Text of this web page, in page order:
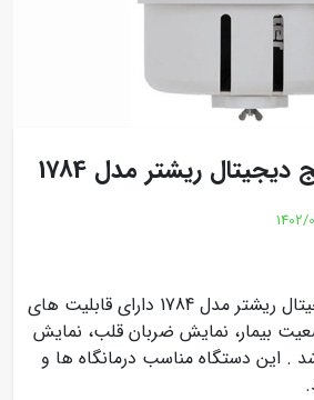
ریشتر مدل 1784
1402/
دستگاه فشار سنج دیجیتال ریشتر مدل 1784 دارای قابلیت های
بیمار، نمایش ضربان قلب، نمایش
. این دستگاه مناسب درمانگاه ها و